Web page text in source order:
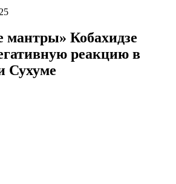
мантры» Кобахидзе
реакцию в
Сухуме